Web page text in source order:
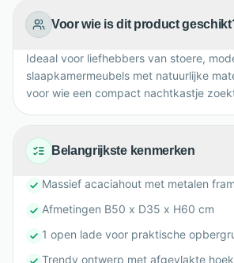
Voor wie is dit product
Ideaal voor liefhebbers van stoere,
slaapkamermeubels met natuurlijke
voor wie een compact nachtkastje
Belangrijkste kenmerken
Massief acaciahout met metalen
Afmetingen B50 x D35 x H60 cm
1 open lade voor praktische
Trendy ontwerp met afgevlakte